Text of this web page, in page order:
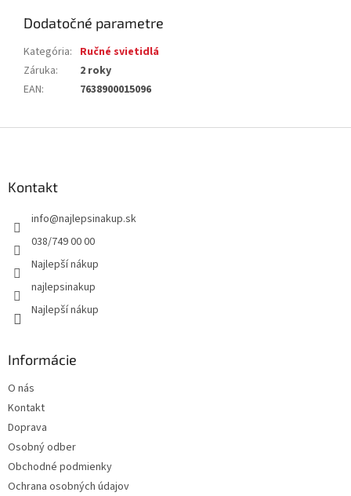
Dodatočné parametre
Kategória: Ručné svietidlá
Záruka:
2 roky
EAN: 7638900015096
Kontakt
info@najlepsinakup.sk
038/749 00 00
Najlepší nákup
najlepsinakup
Najlepší nákup
Informácie
O nás
Kontakt
Doprava
Osobný odber
Obchodné podmienky
Ochrana osobných údajov